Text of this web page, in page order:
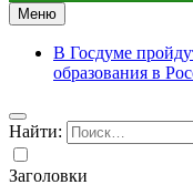
Меню
В Госдуме
образования в
Найти:
Заголовки